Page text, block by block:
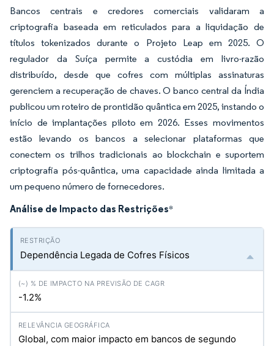
Bancos centrais e credores comerciais validaram a
criptografia baseada em reticulados para a liquidação de
títulos tokenizados durante o Projeto Leap em 2025. O
regulador da Suíça permite a custódia em livro-razão
distribuído, desde que cofres com múltiplas assinaturas
gerenciem a recuperação de chaves. O banco central da Índia
publicou um roteiro de prontidão quântica em 2025, instando o
início de implantações piloto em 2026. Esses movimentos
estão levando os bancos a selecionar plataformas que
conectem os trilhos tradicionais ao blockchain e suportem
criptografia pós-quântica, uma capacidade ainda limitada a
um pequeno número de fornecedores.
Análise de Impacto das Restrições*
Dependência Legada de Cofres Físicos
-1.2%
Global, com maior impacto em bancos de segundo